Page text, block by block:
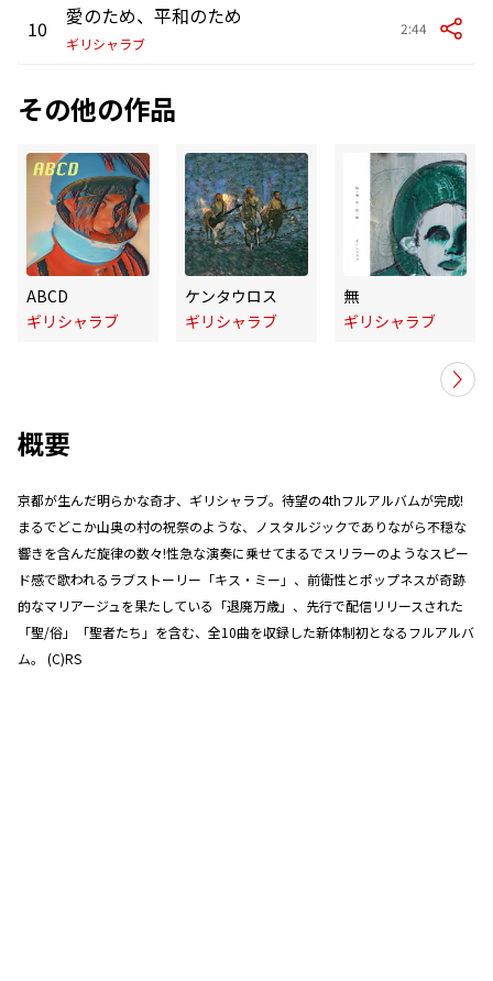
10 愛のため、平和のため
ギリシャラブ
2:44
その他の作品
ABCD
ギリシャラブ
ケンタウロス
ギリシャラブ
無
ギリシャラブ
概要
京都が生んだ明らかな奇才、ギリシャラブ。待望の4thフルアルバムが完成!
まるでどこか山奥の村の祝祭のような、ノスタルジックでありながら不穏な
響きを含んだ旋律の数々!性急な演奏に乗せてまるでスリラーのようなスピー
ド感で歌われるラブストーリー「キス・ミー」、前衛性とポップネスが奇跡
的なマリアージュを果たしている「退廃万歳」、先行で配信リリースされた
「聖/俗」「聖者たち」を含む、全10曲を収録した新体制初となるフルアルバ
ム。 (C)RS